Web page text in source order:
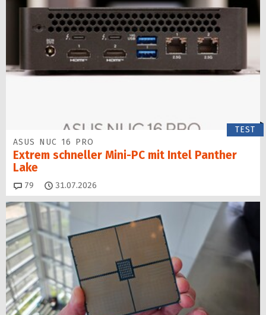
TEST
ASUS NUC 16 PRO
Extrem schneller Mini-PC mit Intel Panther
Lake
79 Kommentare
31.07.2026